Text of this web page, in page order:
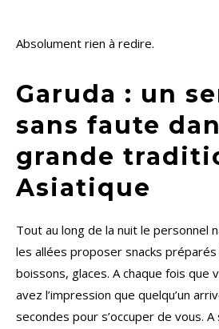
Absolument rien à redire.
Garuda : un
sans faute
grande
Asiatique
Tout au long de la nuit le personnel
les allées proposer snacks préparés
boissons, glaces. A chaque fois que
avez l’impression que quelqu’un
secondes pour s’occuper de vous.